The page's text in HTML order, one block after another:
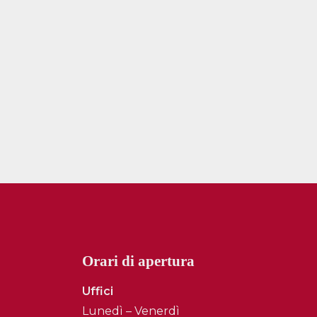
Orari di apertura
Uffici
Lunedì – Venerdì